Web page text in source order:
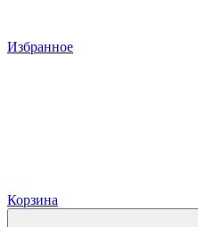
Избранное
Корзина